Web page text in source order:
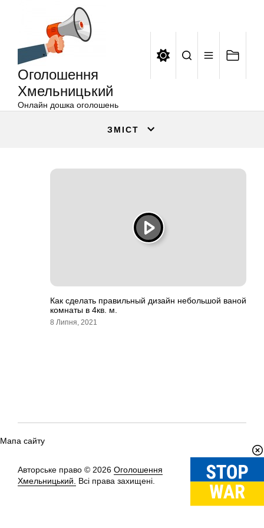
Оголошення
Хмельницький
Онлайн дошка оголошень
ЗМІСТ
Как сделать правильный дизайн небольшой ваной
комнаты в 4кв. м.
8 Липня, 2021
Мапа сайту
Авторське право © 2026 Оголошення
Хмельницький.
Всі права захищені.
Вгору↑